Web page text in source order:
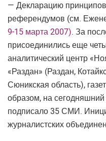
— Декларацию
референдумов (см.
9-15 марта 2007). За
присоединились еще
аналитический центр
«Раздан» (Раздан,
Сюникская область),
образом, на
подписало 35 СМИ.
журналистских